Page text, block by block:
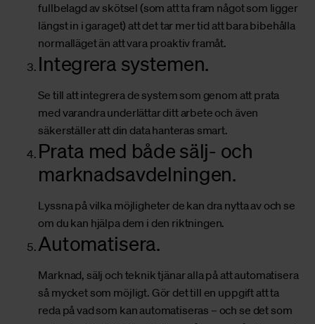
fullbelagd av skötsel (som att ta fram något som ligger
längst in i garaget) att det tar mer tid att bara bibehålla
normalläget än att vara proaktiv framåt.
Integrera systemen.
Se till att integrera de system som genom att prata
med varandra underlättar ditt arbete och även
säkerställer att din data hanteras smart.
Prata med både sälj- och
marknadsavdelningen.
Lyssna på vilka möjligheter de kan dra nytta av och se
om du kan hjälpa dem i den riktningen.
Automatisera.
Marknad, sälj och teknik tjänar alla på att automatisera
så mycket som möjligt. Gör det till en uppgift att ta
reda på vad som kan automatiseras – och se det som